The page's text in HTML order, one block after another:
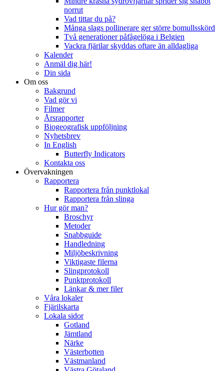
norrut
Vad tittar du på?
Många slags pollinerare ger större bomullsskörd
Två generationer påfågelöga i Belgien
Vackra fjärilar skyddas oftare än alldagliga
Kalender
Anmäl dig här!
Din sida
Om oss
Bakgrund
Vad gör vi
Filmer
Årsrapporter
Biogeografisk uppföljning
Nyhetsbrev
In English
Butterfly Indicators
Kontakta oss
Övervakningen
Rapportera
Rapportera från punktlokal
Rapportera från slinga
Hur gör man?
Broschyr
Metoder
Snabbguide
Handledning
Miljöbeskrivning
Viktigaste filerna
Slingprotokoll
Punktprotokoll
Länkar & mer filer
Våra lokaler
Fjärilskarta
Lokala sidor
Gotland
Jämtland
Närke
Västerbotten
Västmanland